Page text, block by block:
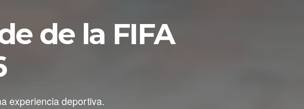
de la FIFA
experiencia deportiva.